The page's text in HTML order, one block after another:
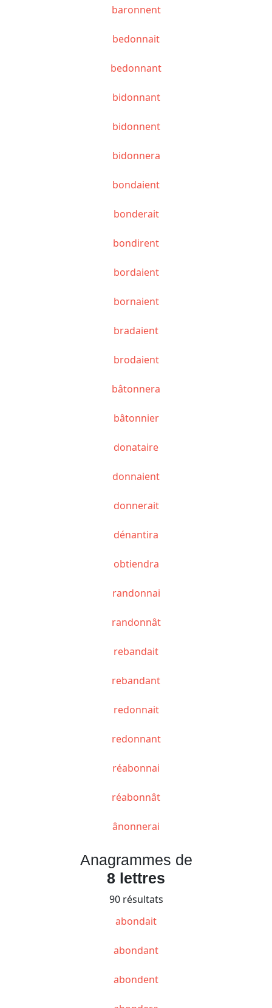
baronnent
bedonnait
bedonnant
bidonnant
bidonnent
bidonnera
bondaient
bonderait
bondirent
bordaient
bornaient
bradaient
brodaient
bâtonnera
bâtonnier
donataire
donnaient
donnerait
dénantira
obtiendra
randonnai
randonnât
rebandait
rebandant
redonnait
redonnant
réabonnai
réabonnât
ânonnerai
Anagrammes de
8 lettres
90 résultats
abondait
abondant
abondent